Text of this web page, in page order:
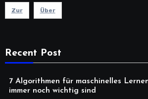
Zur Über
Recent Post
7 Algorithmen für maschinelles
immer noch wichtig sind